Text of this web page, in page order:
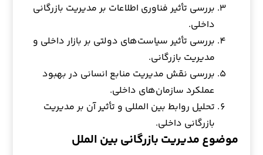
بررسی تأثیر فناوری اطلاعات بر مدیریت بازرگانی
داخلی.
بررسی تأثیر سیاست‌های دولتی بر بازار داخلی و
مدیریت بازرگانی.
بررسی نقش مدیریت منابع انسانی در بهبود
عملکرد سازمان‌های داخلی.
تحلیل روابط بین المللی و تأثیر آن بر مدیریت
بازرگانی داخلی.
موضوع‌ مدیریت بازرگانی بین الملل